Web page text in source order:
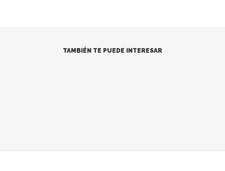
TAMBIÉN TE PUEDE INTERESAR